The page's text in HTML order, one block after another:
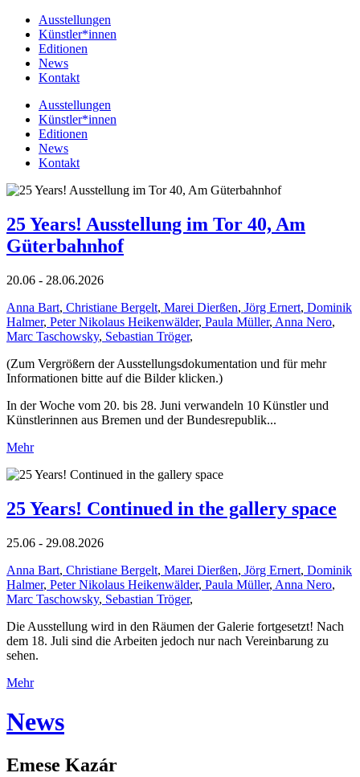
Ausstellungen
Künstler*innen
Editionen
News
Kontakt
Ausstellungen
Künstler*innen
Editionen
News
Kontakt
25 Years! Ausstellung im Tor 40, Am
Güterbahnhof
20.06 - 28.06.2026
Anna Bart, Christiane Bergelt, Marei Dierßen, Jörg Ernert, Dominik
Halmer, Peter Nikolaus Heikenwälder, Paula Müller, Anna Nero,
Marc Taschowsky, Sebastian Tröger,
(Zum Vergrößern der Ausstellungsdokumentation und für mehr
Informationen bitte auf die Bilder klicken.)
In der Woche vom 20. bis 28. Juni verwandeln 10 Künstler und
Künstlerinnen aus Bremen und der Bundesrepublik...
Mehr
25 Years! Continued in the gallery space
25.06 - 29.08.2026
Anna Bart, Christiane Bergelt, Marei Dierßen, Jörg Ernert, Dominik
Halmer, Peter Nikolaus Heikenwälder, Paula Müller, Anna Nero,
Marc Taschowsky, Sebastian Tröger,
Die Ausstellung wird in den Räumen der Galerie fortgesetzt! Nach
dem 18. Juli sind die Arbeiten jedoch nur nach Vereinbarung zu
sehen.
Mehr
News
Emese Kazár